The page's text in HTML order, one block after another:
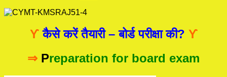
ϒकैसे करें तैयारी – बोर्ड परीक्षा की? ϒ
⇒ Preparation for board exam